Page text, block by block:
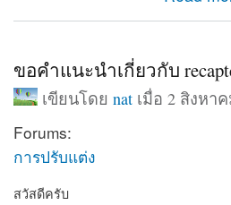
ขอคำแนะนำเกี่ยวกับ
เขียนโดย natเมื่อ 2 สิงหาค
Forums:
การปรับแต่ง
สวัสดีครับ